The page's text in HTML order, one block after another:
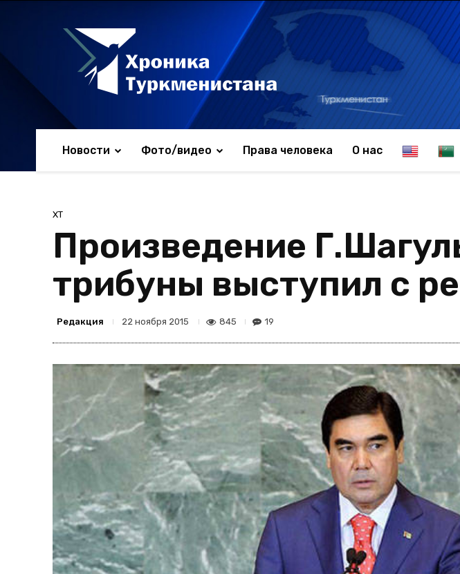
Новости Фото/видео Права человека О нас E
l
T
k
n
c
ХТ
Произведение
трибуны выступил с
Редакция 22 ноября 2015 845 19